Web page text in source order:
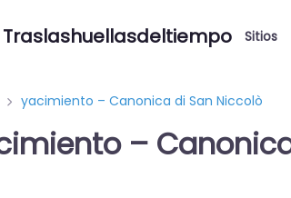
Traslashuellasdeltiempo Sitios
yacimiento – Canonica di San Niccolò
–